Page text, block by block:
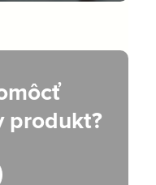
produkt?